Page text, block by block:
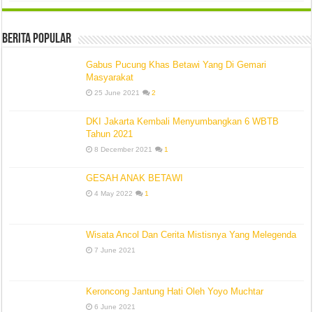
Berita Popular
Gabus Pucung Khas Betawi Yang Di Gemari
Masyarakat
25 June 2021 2
DKI Jakarta Kembali Menyumbangkan 6 WBTB
Tahun 2021
8 December 2021 1
GESAH ANAK BETAWI
4 May 2022 1
Wisata Ancol Dan Cerita Mistisnya Yang Melegenda
7 June 2021
Keroncong Jantung Hati Oleh Yoyo Muchtar
6 June 2021